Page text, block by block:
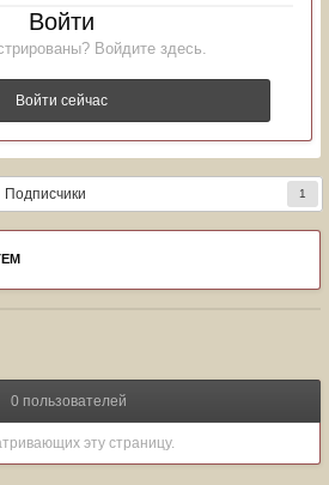
Войти
Войдите здесь.
Войти сейчас
Подписчики 1
0 пользователей
эту страницу.